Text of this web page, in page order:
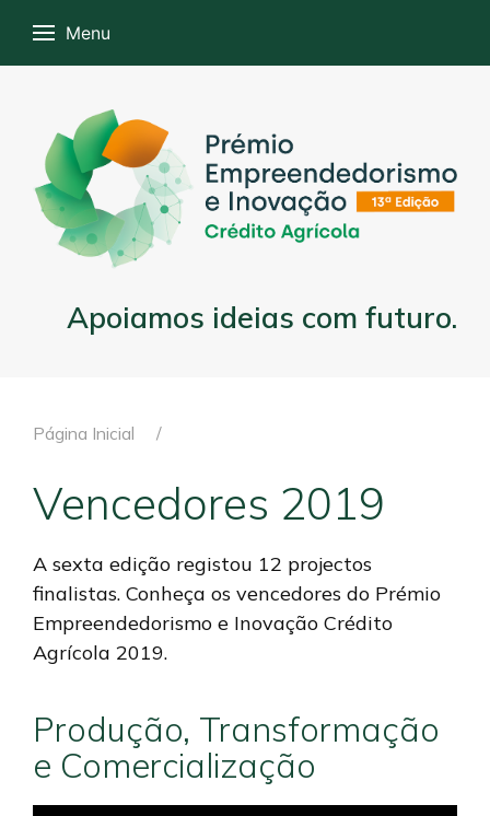
Menu
Apoiamos ideias com futuro.
Página Inicial
Vencedores 2019
A sexta edição registou 12 projectos
finalistas. Conheça os vencedores do Prémio
Empreendedorismo e Inovação Crédito
Agrícola 2019.
Produção, Transformação
e Comercialização